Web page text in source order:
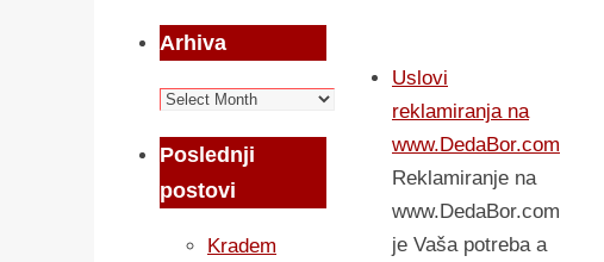
Arhiva
Arhiva
Poslednji
postovi
Kradem
Uslovi
reklamiranja na
www.DedaBor.com
Reklamiranje na
www.DedaBor.com
je Vaša potreba a